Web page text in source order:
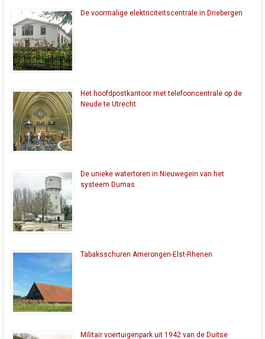
De voormalige elektriciteitscentrale in Driebergen
Het hoofdpostkantoor met telefooncentrale op de
Neude te Utrecht
De unieke watertoren in Nieuwegein van het
systeem Dumas
Tabaksschuren Amerongen-Elst-Rhenen
Militair voertuigenpark uit 1942 van de Duitse